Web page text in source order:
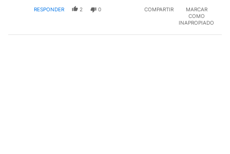
RESPONDER 2 0 COMPARTIR
MARCAR
COMO
INAPROPIADO